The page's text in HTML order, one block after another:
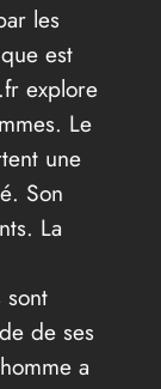
les
est
explore
Le
une
Son
La
sont
de ses
a